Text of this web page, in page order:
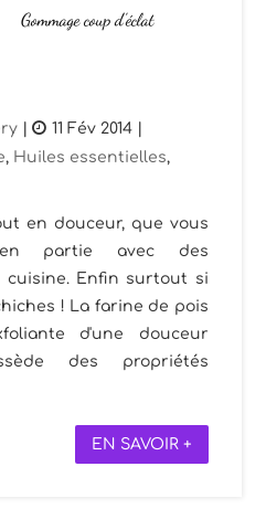
Gommage coup d’éclat
| 11 Fév 2014 |
, Huiles essentielles,
en douceur, que vous
partie avec des
cuisine. Enfin surtout si
! La farine de pois
d'une douceur
des propriétés
EN SAVOIR +